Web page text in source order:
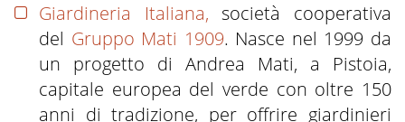
Giardineria Italiana,società cooperativa
del Gruppo Mati 1909. Nasce nel 1999 da
un progetto di Andrea Mati, a Pistoia,
capitale europea del verde con oltre 150
anni di tradizione, per offrire giardinieri